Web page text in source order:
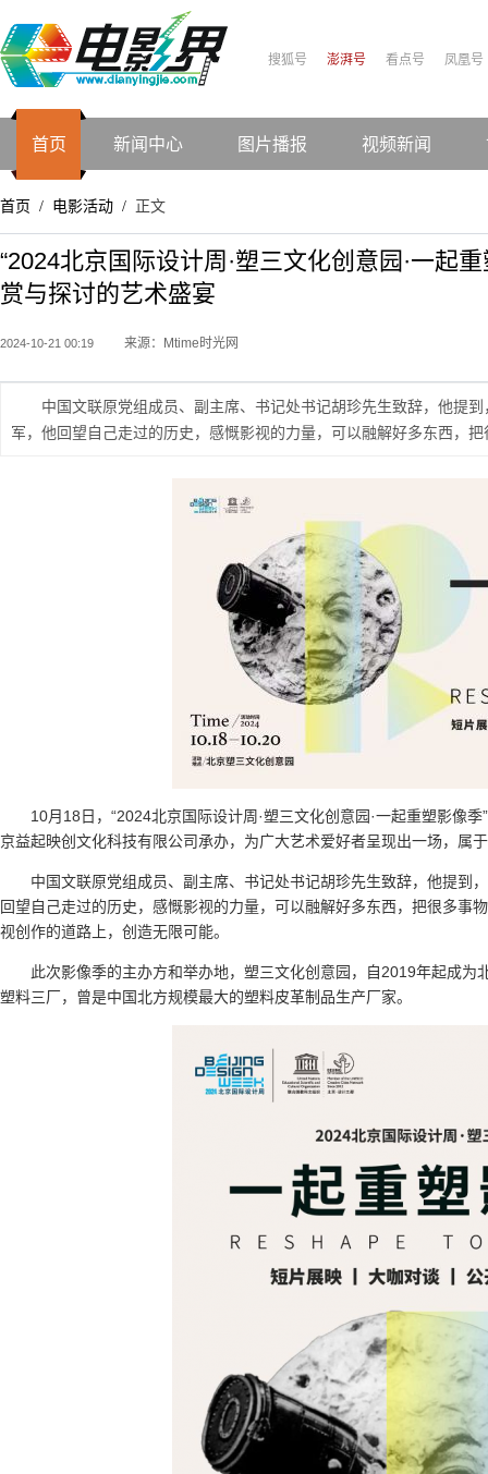
搜狐号 澎湃号 看点号 凤凰号
首页 新闻中心 图片播报 视频新闻
首页 / 电影活动 / 正文
“2024北京国际设计周·塑三文化创意园·一起
赏与探讨的艺术盛宴
2024-10-21 00:19 来源：Mtime时光网
中国文联原党组成员、副主席、书记处书记胡珍先生致辞，他提
军，他回望自己走过的历史，感慨影视的力量，可以融解好多东西，
10月18日，“2024北京国际设计周·塑三文化创意园·一起重塑影像
京益起映创文化科技有限公司承办，为广大艺术爱好者呈现出一场，属
中国文联原党组成员、副主席、书记处书记胡珍先生致辞，他提到
回望自己走过的历史，感慨影视的力量，可以融解好多东西，把很多事
视创作的道路上，创造无限可能。
此次影像季的主办方和举办地，塑三文化创意园，自2019年起成
塑料三厂，曾是中国北方规模最大的塑料皮革制品生产厂家。